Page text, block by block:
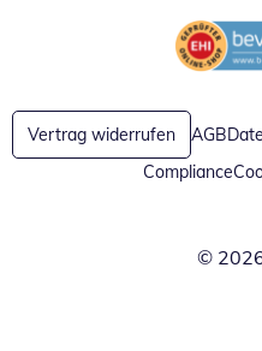
Öffnet in
Vertrag widerrufen AGB
Compliance
©